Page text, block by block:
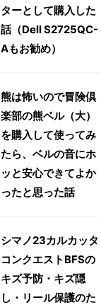
ターとして購入した
話（Dell S2725QC-
Aもお勧め）
熊は怖いので冒険倶
楽部の熊ベル（大）
を購入して使ってみ
たら、ベルの音にホ
ッと安心できてよか
ったと思った話
シマノ23カルカッタ
コンクエストBFSの
キズ予防・キズ隠
し・リール保護のた